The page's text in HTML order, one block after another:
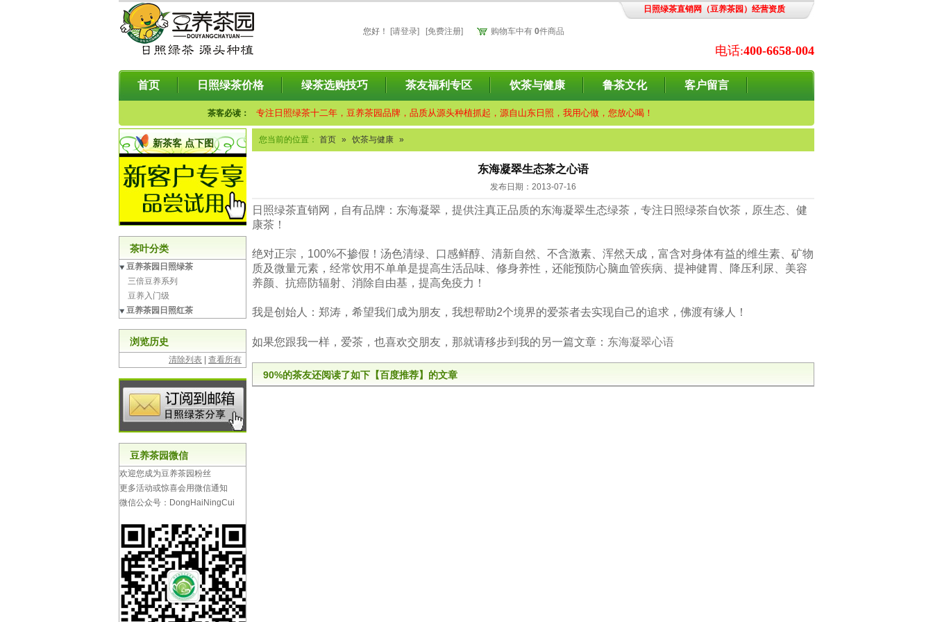
日照绿茶直销网（豆养茶园）经营资质
您好 ！ [请登录] [免费注册] 购物车中有 0件商品
电话:400-6658-004
首页 日照绿茶价格 绿茶选购技巧 茶友福利专区 饮茶与健康 鲁茶文化 客户留言
茶客必读： 专注日照绿茶十二年，豆养茶园品牌，品质从源头种植抓起，源自山东日照，我用心做，您放心喝！
新茶客 点下图
茶叶分类
豆养茶园日照绿茶
三倍豆养系列
豆养入门级
豆养茶园日照红茶
浏览历史
清除列表 查看所有
豆养茶园微信
欢迎您成为豆养茶园粉丝
更多活动或惊喜会用微信通知
微信公众号：DongHaiNingCui
您当前的位置： 首页 » 饮茶与健康 »
东海凝翠生态茶之心语
发布日期：2013-07-16
日照绿茶直销网，自有品牌：东海凝翠，提供注真正品质的东海凝翠生态绿茶，专注日照绿茶自饮茶，原生态、健
康茶！
绝对正宗，100%不掺假！汤色清绿、口感鲜醇、清新自然、不含激素、浑然天成，富含对身体有益的维生素、矿物
质及微量元素，经常饮用不单单是提高生活品味、修身养性，还能预防心脑血管疾病、提神健胃、降压利尿、美容
养颜、抗癌防辐射、消除自由基，提高免疫力！
我是创始人：郑涛，希望我们成为朋友，我想帮助2个境界的爱茶者去实现自己的追求，佛渡有缘人！
如果您跟我一样，爱茶，也喜欢交朋友，那就请移步到我的另一篇文章： 东海凝翠心语
90%的茶友还阅读了如下【百度推荐】的文章